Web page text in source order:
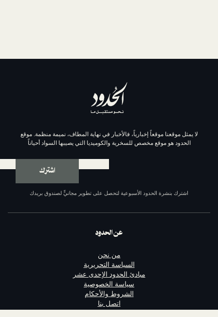
موقعاً إخبارياً، فالأخبار في نهاية المطاف، نميمة منظمة. موقع
مخصص للسخرية والكوميديا التي يصيبها السواد أحياناً
اشترك
الحدود الأسبوعية لتحصل على تطوير مجانيٍّ لصندوق بريدك
مبادئ الحدود الإحدى عشر